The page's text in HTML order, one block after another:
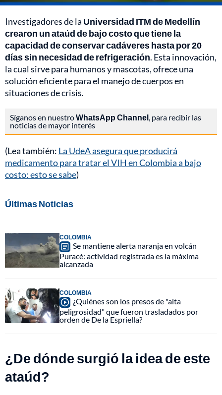
Investigadores de la Universidad ITM de Medellín
crearon un ataúd de bajo costo que tiene la
capacidad de conservar cadáveres hasta por 20
días sin necesidad de refrigeración. Esta innovación,
la cual sirve para humanos y mascotas, ofrece una
solución eficiente para el manejo de cuerpos en
situaciones de crisis.
Síganos en nuestroWhatsApp Channel , para recibir las
noticias de mayor interés
(Lea también: La UdeA asegura que producirá
medicamento para tratar el VIH en Colombia a bajo
costo: esto se sabe)
Últimas Noticias
COLOMBIA
Se mantiene alerta naranja en volcán
Puracé: actividad registrada es la máxima
alcanzada
COLOMBIA
¿Quiénes son los presos de "alta
peligrosidad" que fueron trasladados por
orden de De la Espriella?
¿De dónde surgió la idea de este
ataúd?